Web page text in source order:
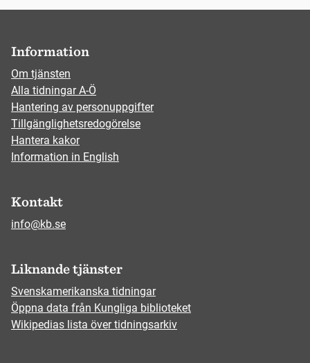
Information
Om tjänsten
Alla tidningar A-Ö
Hantering av personuppgifter
Tillgänglighetsredogörelse
Hantera kakor
Information in English
Kontakt
info@kb.se
Liknande tjänster
Svenskamerikanska tidningar
Öppna data från Kungliga biblioteket
Wikipedias lista över tidningsarkiv